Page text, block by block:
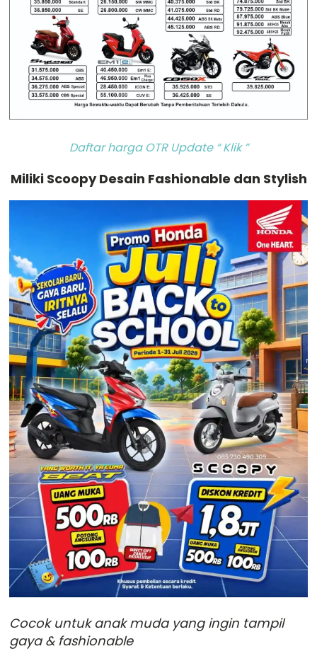
Daftar harga OTR Update “ Klik ”
Miliki Scoopy Desain Fashionable dan Stylish
Cocok untuk anak muda yang ingin tampil
gaya & fashionable